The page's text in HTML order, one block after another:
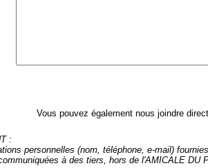
Vous pouvez également nous joindre
:
personnelles (nom, téléphone, e-mail)
à des tiers, hors de l'AMICALE DU